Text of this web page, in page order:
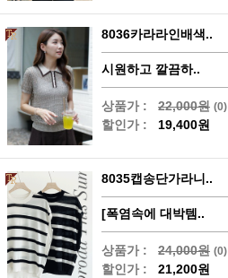
8036카라라인배색..
시원하고 깔끔하..
상품가 : 22,000원 (0)
할인가 : 19,400원
8035캡송단가라니..
[폭염속에 대박템..
상품가 : 24,000원 (0)
할인가 : 21,200원